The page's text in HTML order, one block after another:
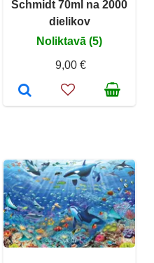
Schmidt 70ml na 2000
dielikov
Noliktavā (5)
9,00 €